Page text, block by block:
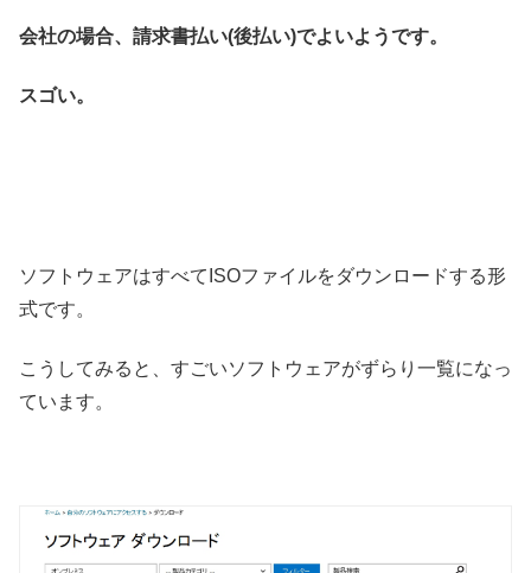
会社の場合、請求書払い(後払い)でよいようです。
スゴい。
ソフトウェアはすべてISOファイルをダウンロードする形
式です。
こうしてみると、すごいソフトウェアがずらり一覧になっ
ています。